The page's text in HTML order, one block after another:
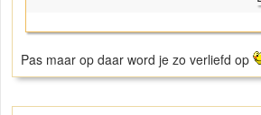
Pas maar op daar word je zo verliefd op